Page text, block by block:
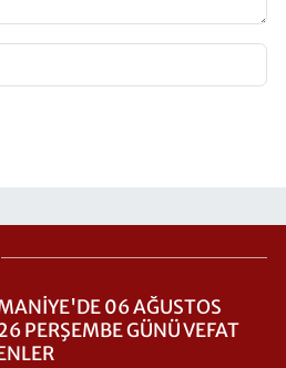
06 AĞUSTOS
PERŞEMBE GÜNÜ VEFAT